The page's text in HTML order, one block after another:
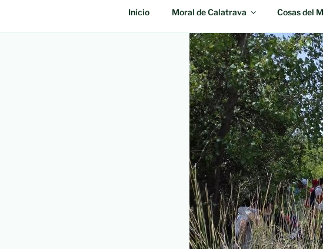
Inicio Moral de Calatrava Cosas del